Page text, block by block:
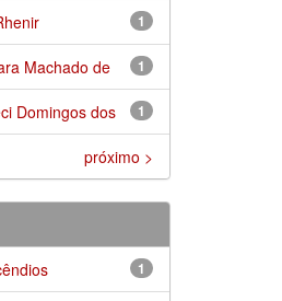
1
1
Machado de
1
Domingos dos
próximo >
1